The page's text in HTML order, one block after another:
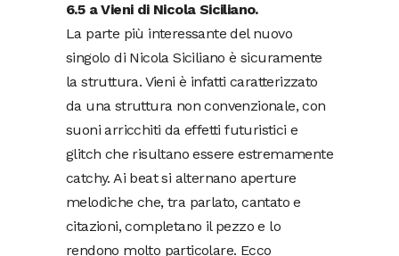
6.5 a Vieni di Nicola Siciliano.
La parte più interessante del nuovo
singolo di Nicola Siciliano è sicuramente
la struttura. Vieni è infatti caratterizzato
da una struttura non convenzionale, con
suoni arricchiti da effetti futuristici e
glitch che risultano essere estremamente
catchy. Ai beat si alternano aperture
melodiche che, tra parlato, cantato e
citazioni, completano il pezzo e lo
rendono molto particolare. Ecco